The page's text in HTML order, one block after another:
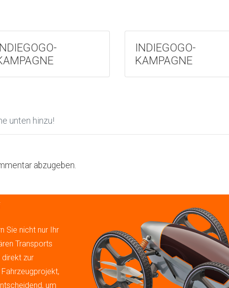
INDIEGOGO-
KAMPAGNE
unten hinzu!
abzugeben.
Sie nicht nur Ihr
Transports
direkt zur
um